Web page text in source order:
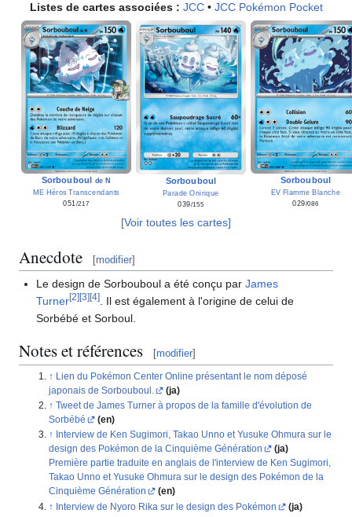
Listes de cartes associées : JCC• JCC Pokémon Pocket
Sorbouboul
de N
ME Héros Transcendants
051 /217
Sorbouboul
Parade Onirique
039/155
Sorbouboul
EV Flamme Blanche
029/086
[Voir toutes les cartes]
Anecdote [modifier]
Le design de Sorbouboul a été conçu parJames
Turner[2] [3] [4]. Il est également à l'origine de celui de
Sorbébé et Sorboul.
Notes et références [modifier]
Lien du Pokémon Center Online présentant le nom déposé
japonais de Sorbouboul.
(ja)
Tweet de James Turner à propos de la famille d'évolution de
Sorbébé
(en)
Interview de Ken Sugimori, Takao Unno et Yusuke Ohmura sur le
design des Pokémon de la Cinquième Génération
(ja)
Première partie traduite en anglais de l'interview de Ken Sugimori,
Takao Unno et Yusuke Ohmura sur le design des Pokémon de la
Cinquième Génération
(en)
Interview de Nyoro Rika sur le design des Pokémon
(ja)